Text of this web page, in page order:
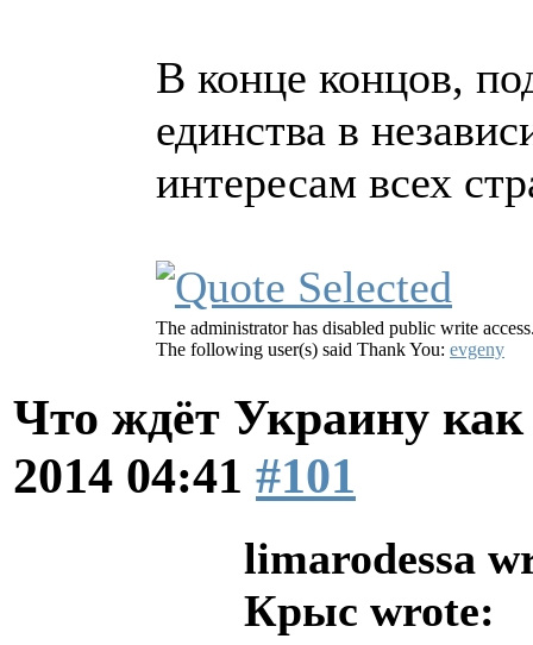
В конце концов,
единства в
интересам всех
The administrator has disabled public write
The following user(s) said Thank You: evgeny
Что ждёт Украину как
2014 04:41 #101
limarodessa
Крыс wrote: